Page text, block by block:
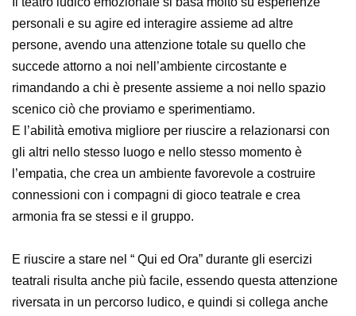
personali e su agire ed interagire assieme ad altre
persone, avendo una attenzione totale su quello che
succede attorno a noi nell’ambiente circostante e
rimandando a chi è presente assieme a noi nello spazio
scenico ciò che proviamo e sperimentiamo.
E l’abilità emotiva migliore per riuscire a relazionarsi con
gli altri nello stesso luogo e nello stesso momento è
l’empatia, che crea un ambiente favorevole a costruire
connessioni con i compagni di gioco teatrale e crea
armonia fra se stessi e il gruppo.
E riuscire a stare nel “ Qui ed Ora” durante gli esercizi
teatrali risulta anche più facile, essendo questa attenzione
riversata in un percorso ludico, e quindi si collega anche